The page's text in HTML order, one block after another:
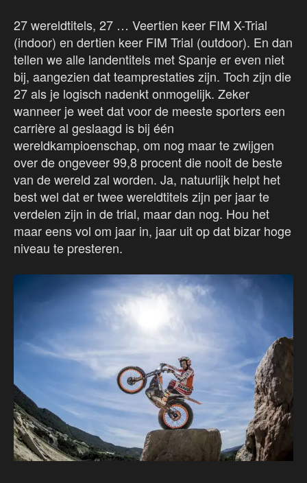
27 wereldtitels, 27 … Veertien keer FIM X-Trial
(indoor) en dertien keer FIM Trial (outdoor). En dan
tellen we alle landentitels met Spanje er even niet
bij, aangezien dat teamprestaties zijn. Toch zijn die
27 als je logisch nadenkt onmogelijk. Zeker
wanneer je weet dat voor de meeste sporters een
carrière al geslaagd is bij één
wereldkampioenschap, om nog maar te zwijgen
over de ongeveer 99,8 procent die nooit de beste
van de wereld zal worden. Ja, natuurlijk helpt het
best wel dat er twee wereldtitels zijn per jaar te
verdelen zijn in de trial, maar dan nog. Hou het
maar eens vol om jaar in, jaar uit op dat bizar hoge
niveau te presteren.